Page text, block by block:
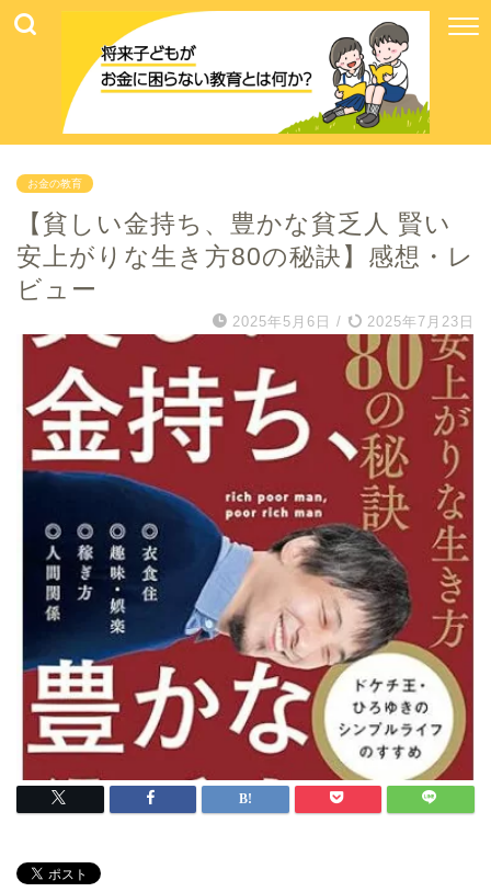
お金の教育
【貧しい金持ち、豊かな貧乏人 賢い
安上がりな生き方80の秘訣】感想・レ
ビュー
2025年5月6日 / 2025年7月23日